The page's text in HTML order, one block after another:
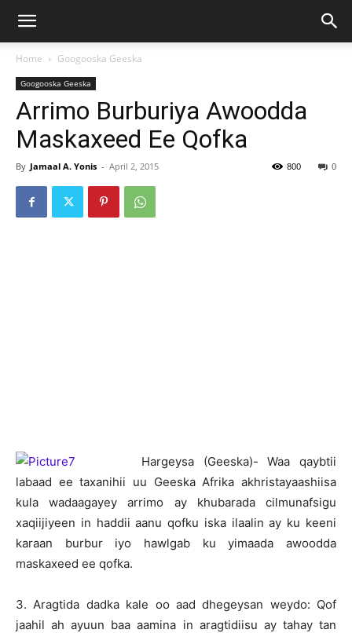
Home Googooska Geeska
Googooska Geeska
Arrimo Burburiya Awoodda
Maskaxeed Ee Qofka
By Jamaal A. Yonis - April 2, 2015 0
800
Hargeysa (Geeska)- Waa qaybtii
labaad ee taxanihii uu Geeska Afrika akhristayaashiisa
kula wadaagayey arrimo ay khubarada cilmunafsigu
xaqiijiyeen in haddii aanu qofku iska ilaalin ay ku keeni
karaan burbur iyo hawlgab ku yimaada awoodda
maskaxeed ee qofka.
3. Aragtida dadka kale oo aad dhegeysan weydo: Qof
jaahil ah ayuun baa aamina in aragtidiisu ay tahay tan